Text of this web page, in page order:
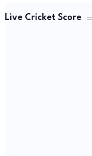
Live Cricket Score